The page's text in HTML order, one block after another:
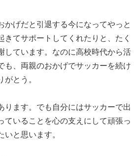
かげだと引退する今になってやっと
てサポートしてくれたりと、たく
しています。なのに高校時代から活
も、両親のおかげでサッカーを続け
とう。
ります。でも自分にはサッカーで出
いることを心の支えにして頑張っ
と思います。